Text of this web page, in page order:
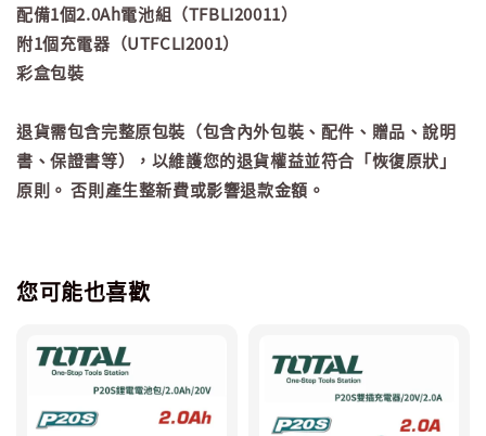
配備1個2.0Ah電池組（TFBLI20011）
附1個充電器（UTFCLI2001）
彩盒包裝
退貨需包含完整原包裝（包含內外包裝、配件、贈品、說明
書、保證書等），以維護您的退貨權益並符合「恢復原狀」
原則。 否則產生整新費或影響退款金額。
您可能也喜歡